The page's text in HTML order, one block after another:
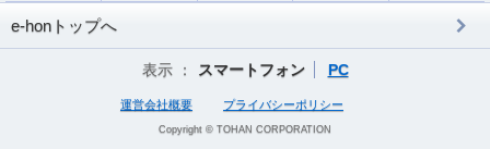
e-honトップへ
表示 ： スマートフォン PC
運営会社概要 プライバシーポリシー
Copyright © TOHAN CORPORATION